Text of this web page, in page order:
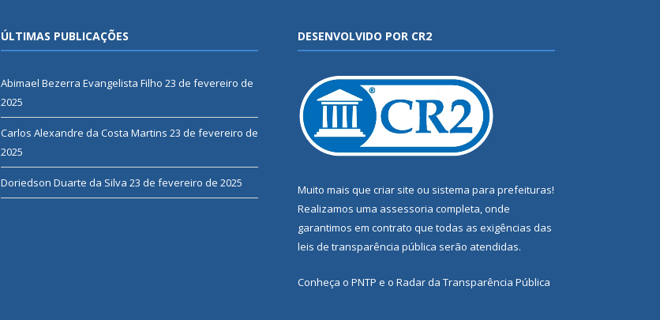
ÚLTIMAS PUBLICAÇÕES
Abimael Bezerra Evangelista Filho 23 de fevereiro de
2025
Carlos Alexandre da Costa Martins 23 de fevereiro de
2025
Doriedson Duarte da Silva 23 de fevereiro de 2025
DESENVOLVIDO POR CR2
Muito mais que criar site ou sistema para prefeituras!
Realizamos uma assessoria completa, onde
garantimos em contrato que todas as exigências das
leis de transparência pública serão atendidas.
Conheça o PNTP e o Radar da Transparência Pública